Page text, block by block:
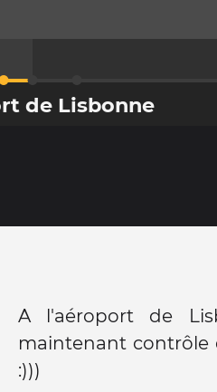
de Lisbonne
A l'aéroport de
maintenant contrôle
:)))